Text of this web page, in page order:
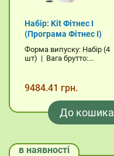
Набір: Kit Фітнес I
(Програма Фітнес I)
Форма випуску: Набір (4
шт) | Вага брутто:...
9484.41 грн.
До кошика
в наявності